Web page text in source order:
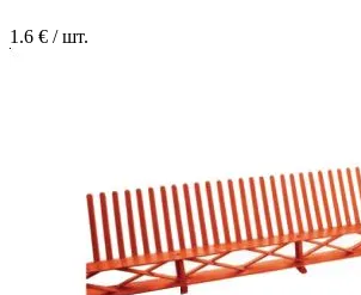
1.6 € / шт.